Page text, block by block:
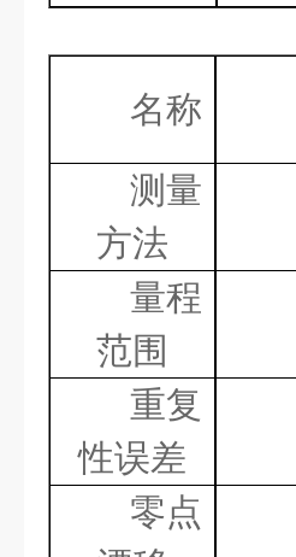
名称
测量
方法
量程
范围
重复
性误差
零点